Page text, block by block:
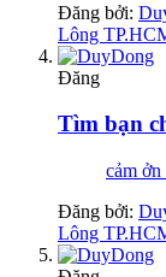
Đăng bởi:
Lông
Đăng
Tìm bạn
cảm
Đăng bởi:
Lông